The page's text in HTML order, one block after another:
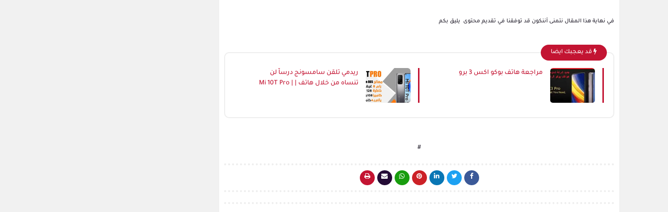
في نهاية هذا المقال نتمنى أننكون قد توفقنا في تقديم محتوى يليق بكم
قد يعجبك ايضا
مراجعة هاتف بوكو اكس 3 برو
ريدمي تلقن سامسونج درساً لن
تنساه من خلال هاتف | Mi 10T Pro |
#